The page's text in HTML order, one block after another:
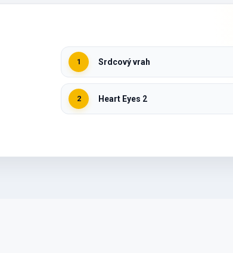
1 Srdcový vrah
2 Heart Eyes 2